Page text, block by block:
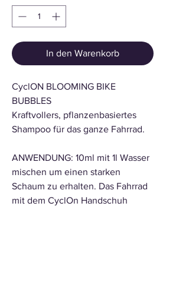
In den Warenkorb
CyclON BLOOMING BIKE
BUBBLES
Kraftvollers, pflanzenbasiertes
Shampoo für das ganze Fahrrad.
ANWENDUNG: 10ml mit 1l Wasser
mischen um einen starken
Schaum zu erhalten. Das Fahrrad
mit dem CyclOn Handschuh